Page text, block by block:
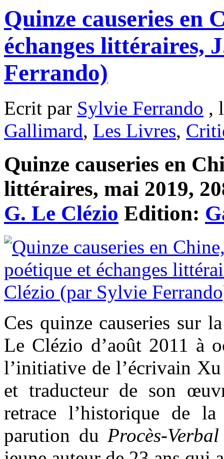
Quinze causeries en
échanges littéraires,
Ferrando)
Ecrit par Sylvie Ferrando ,
Gallimard, Les Livres,
Quinze causeries en
littéraires, mai 2019,
G. Le Clézio Edition:
Ces quinze causeries sur
Le Clézio d’août 2011 à
l’initiative de l’écrivain
et traducteur de son
retrace l’historique de
parution duProcès-Verbal